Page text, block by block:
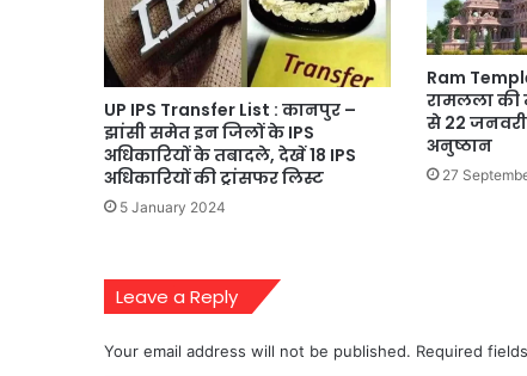
UP IPS Transfer List : कानपुर –
झांसी समेत इन जिलों के IPS
अधिकारियों के तबादले, देखें 18 IPS
अधिकारियों की ट्रांसफर लिस्ट
5 January 2024
Ram
रामलला की
से 22
अनुष्ठान
27
Leave a Reply
Your email address will not be published. Required